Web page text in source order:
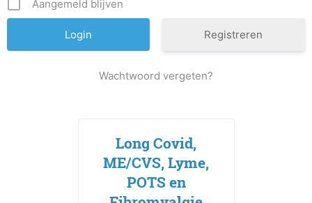
Aangemeld blijven
Registreren
Wachtwoord vergeten?
Long Covid,
ME/CVS, Lyme,
POTS en